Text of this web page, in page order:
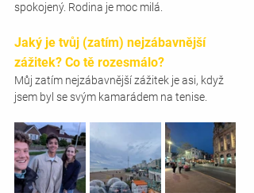
spokojený. Rodina je moc milá.
Jaký je tvůj (zatím) nejzábavnější
zážitek? Co tě rozesmálo?
Můj zatím nejzábavnější zážitek je asi, když
jsem byl se svým kamarádem na tenise.